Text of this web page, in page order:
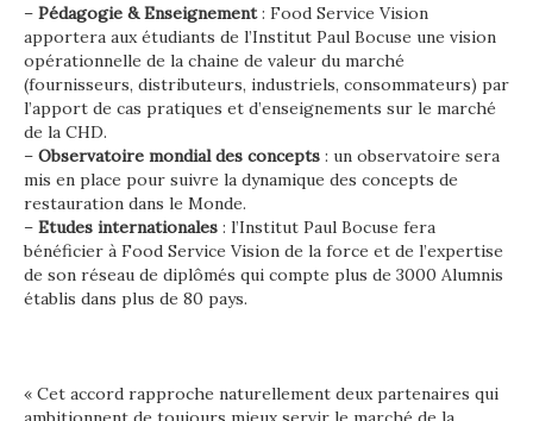
– Pédagogie & Enseignement: Food Service Vision
apportera aux étudiants de l’Institut Paul Bocuse une vision
opérationnelle de la chaine de valeur du marché
(fournisseurs, distributeurs, industriels, consommateurs) par
l’apport de cas pratiques et d’enseignements sur le marché
de la CHD.
– Observatoire mondial des concepts : un observatoire sera
mis en place pour suivre la dynamique des concepts de
restauration dans le Monde.
– Etudes internationales : l’Institut Paul Bocuse fera
bénéficier à Food Service Vision de la force et de l’expertise
de son réseau de diplômés qui compte plus de 3000 Alumnis
établis dans plus de 80 pays.
« Cet accord rapproche naturellement deux partenaires qui